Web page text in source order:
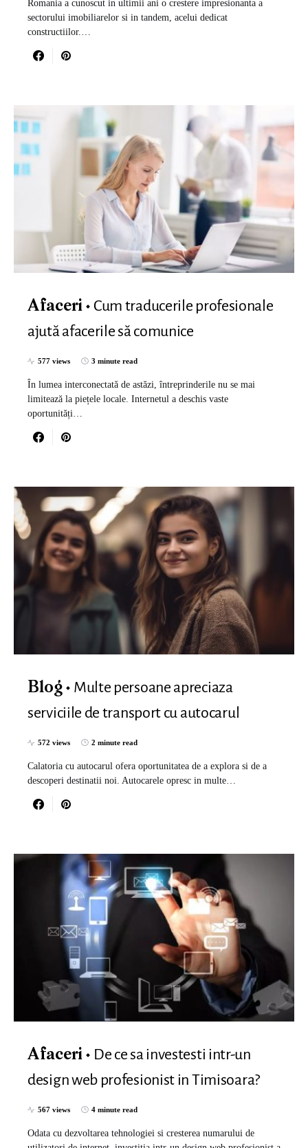
Romania a cunoscut in ultimii ani o crestere impresionanta a
sectorului imobiliarelor si in tandem, acelui dedicat
constructiilor.…
Afaceri
Cum traducerile profesionale
ajută afacerile să comunice
577 views 3 minute read
În lumea interconectată de astăzi, întreprinderile nu se mai
limitează la piețele locale. Internetul a deschis vaste
oportunități…
Blog
Multe persoane apreciaza
serviciile de transport cu autocarul
572 views 2 minute read
Calatoria cu autocarul ofera oportunitatea de a explora si de a
descoperi destinatii noi. Autocarele opresc in multe…
Afaceri
De ce sa investesti intr-un
design web profesionist in Timisoara?
567 views 4 minute read
Odata cu dezvoltarea tehnologiei si cresterea numarului de